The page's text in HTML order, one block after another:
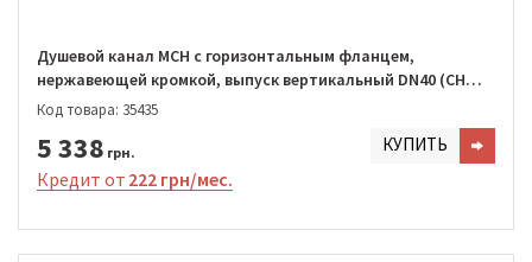
Душевой канал MCH с горизонтальным фланцем,
нержавеющей кромкой, выпуск вертикальный DN40 (CH
950/S40 MN1)
Код товара: 35435
5 338 грн. КУПИТЬ
Кредит от 222 грн/мес.